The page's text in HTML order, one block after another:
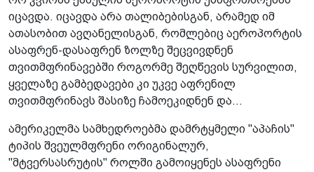
იცავდა. იცავდა არა თალიბებისგან, არამედ იმ
ათასობით ავღანელისგან, რომლებიც აეროპორტის
ასაფრენ-დასაფრენ ზოლზე შეცვივდნენ
თვითმფრინავებში როგორმე შეღწევის სურვილით,
ყველაზე გამბედავები კი უკვე აფრენილ
თვითმფრინავს შასიზე ჩამოეკიდნენ და...
ამერიკელმა სამხედროებმა დამრტყმელი "აპაჩის"
ტიპის შვეულმფრენი ორიგინალურ,
"მტვერსასრუტის" როლში გამოიყენეს ასაფრენი